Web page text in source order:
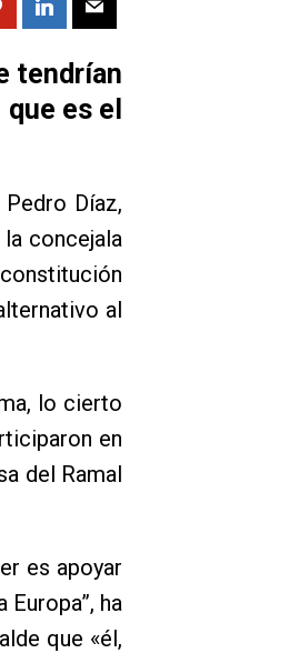
tendrían
es el
Díaz,
concejala
al
lo cierto
en
del Ramal
es apoyar
ha
que «él,